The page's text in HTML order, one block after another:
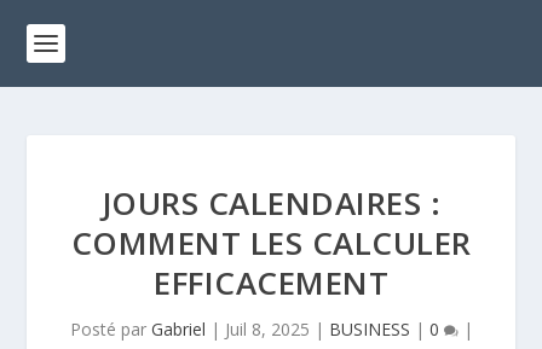
JOURS CALENDAIRES :
COMMENT LES CALCULER
EFFICACEMENT
Posté par Gabriel | Juil 8, 2025 | BUSINESS | 0 |